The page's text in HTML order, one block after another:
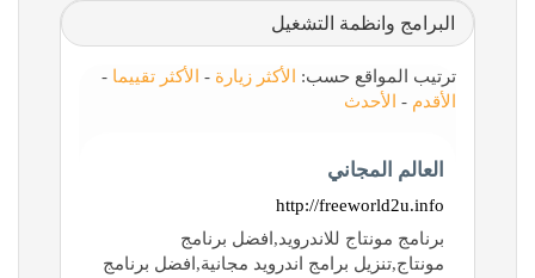
البرامج وانظمة التشغيل
ترتيب المواقع حسب: الأكثر زيارة - الأكثر تقييما -
الأقدم - الأحدث
العالم المجاني
http://freeworld2u.info
برنامج مونتاج للاندرويد,افضل برنامج
مونتاج,تنزيل برامج اندرويد مجانية,افضل برنامج